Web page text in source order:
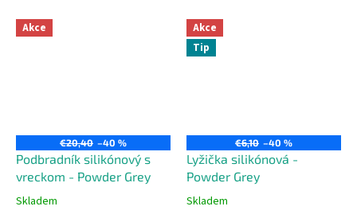
Akce
€20,40 –40 %
Podbradník silikónový s
vreckom - Powder Grey
Priemerné
Skladem
Akce
Tip
€6,10 –40 %
Lyžička silikónová -
Powder Grey
Priemerné
Skladem